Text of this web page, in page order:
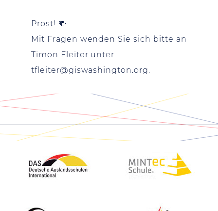
Prost! 🍻
Mit Fragen wenden Sie sich bitte an
Timon Fleiter unter
tfleiter@giswashington.org.